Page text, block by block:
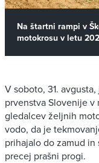
Na štartni rampi v
motokrosu v letu
V soboto, 31.
prvenstva Slovenije
gledalcev željnih
vodo, da je
prihajalo do zamud
precej prašni progi.